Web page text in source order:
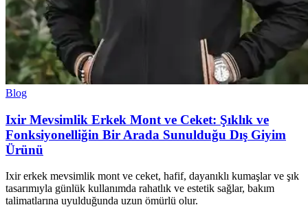
Blog
Ixir Mevsimlik Erkek Mont ve Ceket: Şıklık ve
Fonksiyonelliğin Bir Arada Sunulduğu Dış Giyim
Ürünü
Ixir erkek mevsimlik mont ve ceket, hafif, dayanıklı kumaşlar ve şık
tasarımıyla günlük kullanımda rahatlık ve estetik sağlar, bakım
talimatlarına uyulduğunda uzun ömürlü olur.